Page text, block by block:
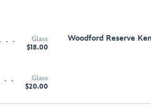
Glass
$18.00
Woodford Reserve
Glass
$20.00